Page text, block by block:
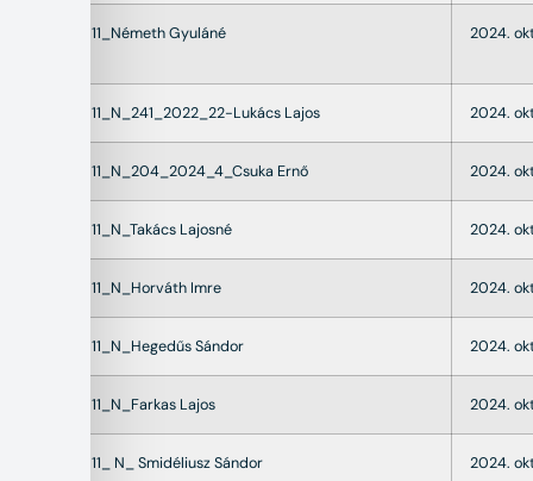
22011_Németh Gyuláné 2024.
22011_N_241_2022_22-Lukács Lajos 2024.
22011_N_204_2024_4_Csuka Ernő 2024.
22011_N_Takács Lajosné 2024.
22011_N_Horváth Imre 2024.
22011_N_Hegedűs Sándor 2024.
22011_N_Farkas Lajos 2024.
22011_ N_ Smidéliusz Sándor 2024.